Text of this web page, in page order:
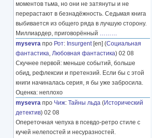
моментов тьма, но они не затянуты и не
перерастают в безнадёжность. Седьмая книга
выбивается из общего ряда в лучшую сторону.
Миллиардер, приговорённый ………
mysevra про Рот: Insurgent[en] (Социальная
фантастика, Любовная фантастика) 02 08
Скучнее первой: меньше событий, больше
обид, рефлексии и претензий. Если бы с этой
книги начиналась серия, я бы уже забросила.
Оценка: неплохо
mysevra про Чиж: Тайны льда (Исторический
детектив) 02 08
Опереточная чепуха в псевдо-ретро стиле с
кучей нелепостей и несуразностей.